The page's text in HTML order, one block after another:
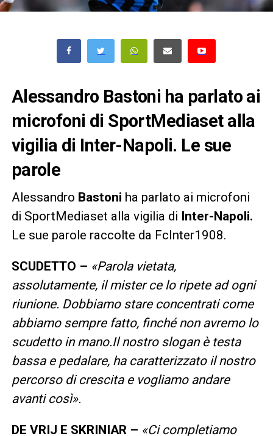
Alessandro Bastoni ha parlato ai
microfoni di SportMediaset alla
vigilia di Inter-Napoli. Le sue
parole
Alessandro Bastoni ha parlato ai microfoni
di SportMediaset alla vigilia di Inter-Napoli.
Le sue parole raccolte da FcInter1908.
SCUDETTO – «Parola vietata,
assolutamente, il mister ce lo ripete ad ogni
riunione. Dobbiamo stare concentrati come
abbiamo sempre fatto, finché non avremo lo
scudetto in mano.Il nostro slogan è testa
bassa e pedalare, ha caratterizzato il nostro
percorso di crescita e vogliamo andare
avanti così».
DE VRIJ E SKRINIAR – «Ci completiamo